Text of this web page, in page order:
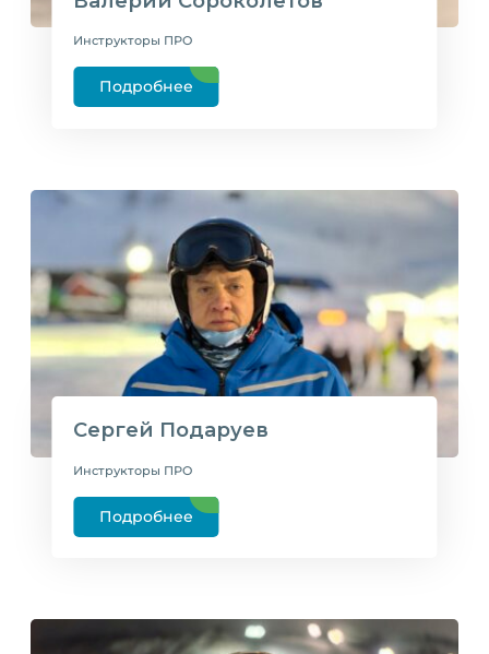
Инструкторы ПРО
Подробнее
Сергей Подаруев
Инструкторы ПРО
Подробнее